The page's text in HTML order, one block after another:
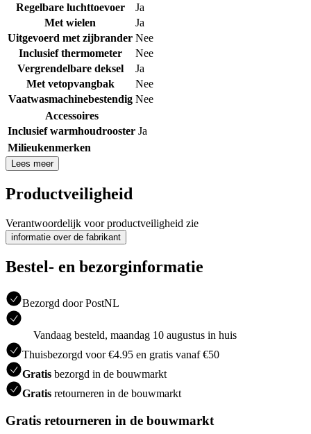
Regelbare luchttoevoer
Ja
Met wielen
Ja
Uitgevoerd met zijbrander Nee
Inclusief thermometer
Nee
Vergrendelbare deksel
Ja
Met vetopvangbak
Nee
Vaatwasmachinebestendig Nee
Accessoires
Inclusief warmhoudrooster Ja
Milieukenmerken
Lees meer
Productveiligheid
Verantwoordelijk voor productveiligheid zie
informatie over de fabrikant
Bestel- en bezorginformatie
Bezorgd door PostNL
Vandaag besteld, maandag 10 augustus in huis
Thuisbezorgd voor €4.95 en gratis vanaf €50
Gratis bezorgd in de bouwmarkt
Gratis retourneren in de bouwmarkt
Gratis retourneren in de bouwmarkt